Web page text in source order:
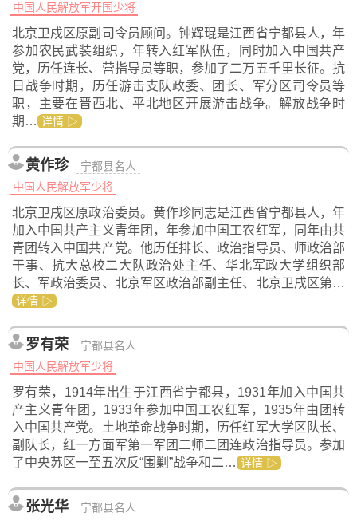
中国人民解放军开国少将
北京卫戍区原副司令员顾问。钟辉琨是江西省宁都县人，年
参加农民武装组织，年转入红军队伍，同时加入中国共产
党，历任连长、营指导员等职，参加了二万五千里长征。抗
日战争时期，历任游击支队政委、团长、军分区司令员等
职，主要在晋西北、平北地区开展游击战争。解放战争时
期… 详情 ▷
黄作珍
宁都县名人
中国人民解放军少将
北京卫戌区原政治委员。黄作珍同志是江西省宁都县人，年
加入中国共产主义青年团，年参加中国工农红军，同年由共
青团转入中国共产党。他历任排长、政治指导员、师政治部
干事、抗大总校二大队政治处主任、华北军政大学组织部
长、军政治委员、北京军区政治部副主任、北京卫戌区第…
详情 ▷
罗有荣
宁都县名人
中国人民解放军少将
罗有荣，1914年出生于江西省宁都县，1931年加入中国共
产主义青年团，1933年参加中国工农红军，1935年由团转
入中国共产党。土地革命战争时期，历任红军大学区队长、
副队长，红一方面军第一军团二师二团连政治指导员。参加
了中央苏区一至五次反“围剿”战争和二… 详情 ▷
张光华
宁都县名人